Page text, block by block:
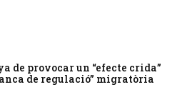
de provocar un “efecte crida”
de regulació” migratòria